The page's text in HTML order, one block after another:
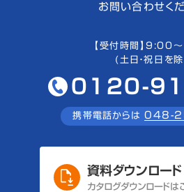
お問い合わせくだ
【受付時間】9:00
(土日・祝日を
0120-
携帯電話からは048-
資料ダウンロード
カタログダウンロードは